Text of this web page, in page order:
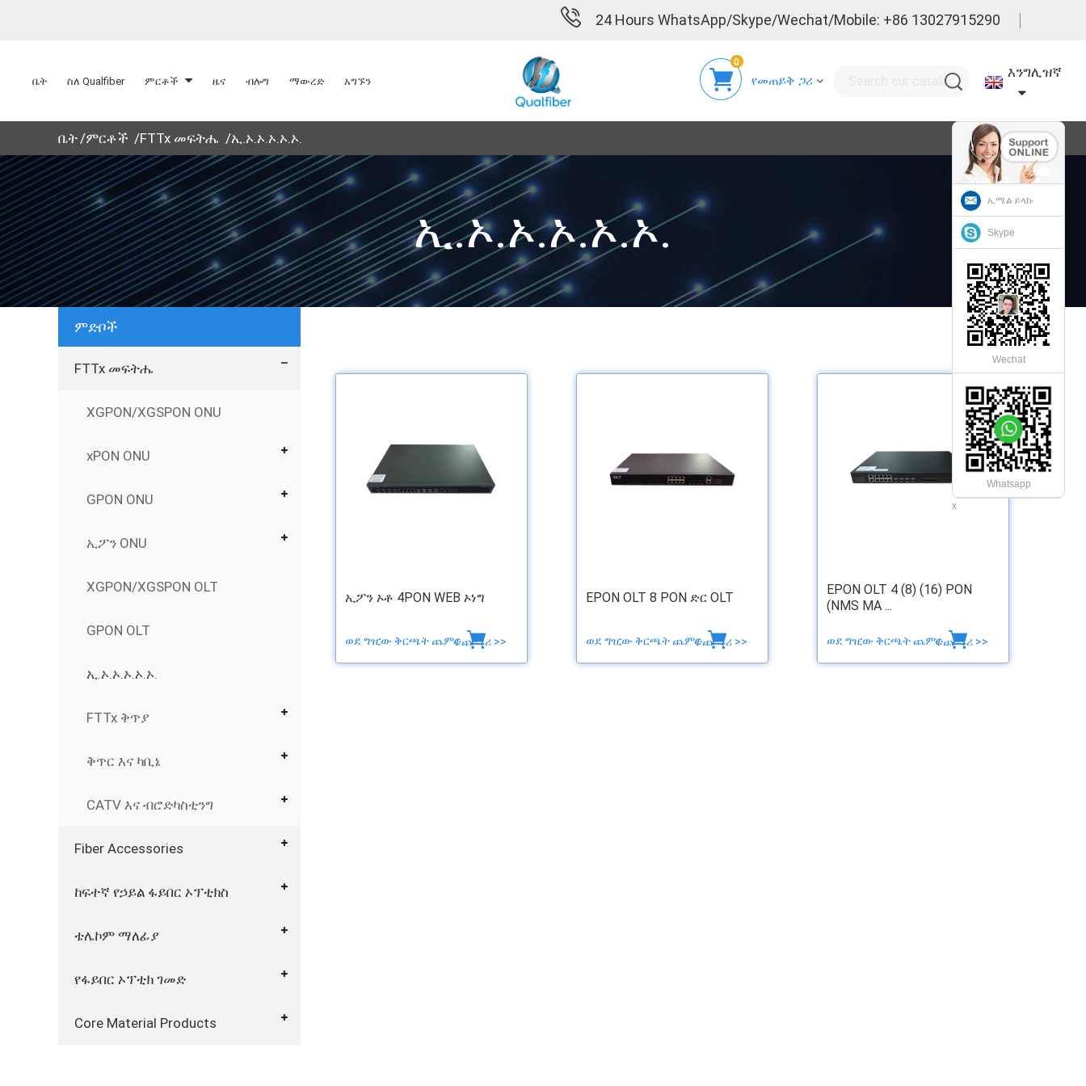
24 Hours WhatsApp/Skype/Wechat/Mobile: +86 13027915290
ቤት ስለ Qualfiber ምርቶች ዜና ብሎግ ማውረድ አግኙን የመጠይቅ ጋሪ
0
እንግሊዝኛ
ቤት ምርቶች FTTx መፍትሔ ኢ.ኦ.ኦ.ኦ.ኦ.ኦ.
ኢ.ኦ.ኦ.ኦ.ኦ.ኦ.
ምድቦች
FTTx መፍትሔ
XGPON/XGSPON ONU
xPON ONU
GPON ONU
ኢፖን ONU
XGPON/XGSPON OLT
GPON OLT
ኢ.ኦ.ኦ.ኦ.ኦ.ኦ.
FTTx ቅጥያ
ቅጥር እና ካቢኔ
CATV እና ብሮድካስቲንግ
Fiber Accessories
ከፍተኛ የኃይል ፋይበር ኦፕቲክስ
ቴሌኮም ማለፊያ
የፋይበር ኦፕቲክ ገመድ
Core Material Products
ኢፖን ኦቶ 4PON WEB ኦነግ
ወደ ግዢው ቅርጫት ጨምርተጨማሪ >>
EPON OLT 8 PON ድር OLT
ወደ ግዢው ቅርጫት ጨምርተጨማሪ >>
EPON OLT 4 (8) (16) PON
(NMS MA ...
ወደ ግዢው ቅርጫት ጨምርተጨማሪ >>
ኢሜል ይላኩ
Skype
Wechat
Whatsapp
x